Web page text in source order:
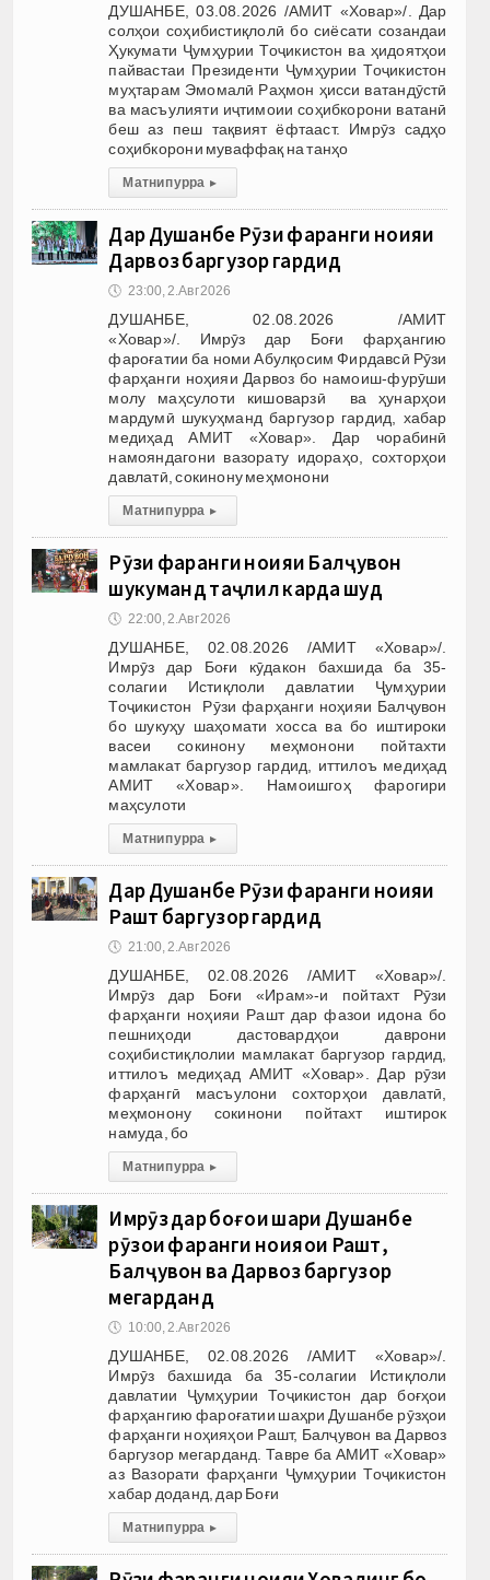
ДУШАНБЕ, 03.08.2026 /АМИТ «Ховар»/. Дар
солҳои соҳибистиқлолӣ бо сиёсати созандаи
Ҳукумати Ҷумҳурии Тоҷикистон ва ҳидоятҳои
пайвастаи Президенти Ҷумҳурии Тоҷикистон
муҳтарам Эмомалӣ Раҳмон ҳисси ватандӯстӣ
ва масъулияти иҷтимоии соҳибкорони ватанӣ
беш аз пеш тақвият ёфтааст. Имрӯз садҳо
соҳибкорони муваффақ на танҳо
Матни пурра ▸
Дар Душанбе Рӯзи фарҳанги ноҳияи
Дарвоз баргузор гардид
🕔 23:00, 2.Авг 2026
ДУШАНБЕ, 02.08.2026 /АМИТ
«Ховар»/. Имрӯз дар Боғи фарҳангию
фароғатии ба номи Абулқосим Фирдавсӣ Рӯзи
фарҳанги ноҳияи Дарвоз бо намоиш-фурӯши
молу маҳсулоти кишоварзӣ ва ҳунарҳои
мардумӣ шукуҳманд баргузор гардид, хабар
медиҳад АМИТ «Ховар». Дар чорабинӣ
намояндагони вазорату идораҳо, сохторҳои
давлатӣ, сокинону меҳмонони
Матни пурра ▸
Рӯзи фарҳанги ноҳияи Балҷувон
шукуҳманд таҷлил карда шуд
🕔 22:00, 2.Авг 2026
ДУШАНБЕ, 02.08.2026 /АМИТ «Ховар»/.
Имрӯз дар Боғи кӯдакон бахшида ба 35-
солагии Истиқлоли давлатии Ҷумҳурии
Тоҷикистон Рӯзи фарҳанги ноҳияи Балҷувон
бо шукуҳу шаҳомати хосса ва бо иштироки
васеи сокинону меҳмонони пойтахти
мамлакат баргузор гардид, иттилоъ медиҳад
АМИТ «Ховар». Намоишгоҳ фарогири
маҳсулоти
Матни пурра ▸
Дар Душанбе Рӯзи фарҳанги ноҳияи
Рашт баргузор гардид
🕔 21:00, 2.Авг 2026
ДУШАНБЕ, 02.08.2026 /АМИТ «Ховар»/.
Имрӯз дар Боғи «Ирам»-и пойтахт Рӯзи
фарҳанги ноҳияи Рашт дар фазои идона бо
пешниҳоди дастовардҳои даврони
соҳибистиқлолии мамлакат баргузор гардид,
иттилоъ медиҳад АМИТ «Ховар». Дар рӯзи
фарҳангӣ масъулони сохторҳои давлатӣ,
меҳмонону сокинони пойтахт иштирок
намуда, бо
Матни пурра ▸
Имрӯз дар боғҳои шаҳри Душанбе
рӯзҳои фарҳанги ноҳияҳои Рашт,
Балҷувон ва Дарвоз баргузор
мегарданд
🕔 10:00, 2.Авг 2026
ДУШАНБЕ, 02.08.2026 /АМИТ «Ховар»/.
Имрӯз бахшида ба 35-солагии Истиқлоли
давлатии Ҷумҳурии Тоҷикистон дар боғҳои
фарҳангию фароғатии шаҳри Душанбе рӯзҳои
фарҳанги ноҳияҳои Рашт, Балҷувон ва Дарвоз
баргузор мегарданд. Тавре ба АМИТ «Ховар»
аз Вазорати фарҳанги Ҷумҳурии Тоҷикистон
хабар доданд, дар Боғи
Матни пурра ▸